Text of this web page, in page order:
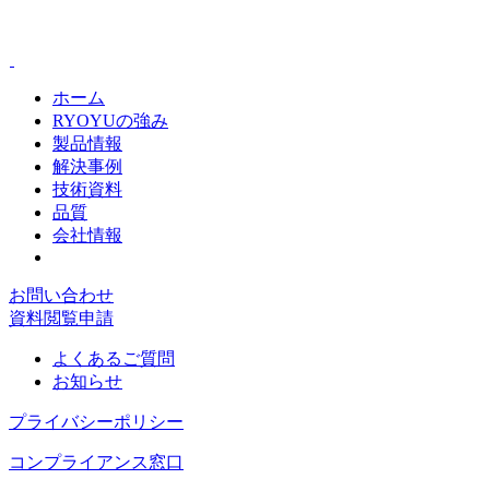
ホーム
RYOYUの強み
製品情報
解決事例
技術資料
品質
会社情報
お問い合わせ
資料閲覧申請
よくあるご質問
お知らせ
プライバシーポリシー
コンプライアンス窓口